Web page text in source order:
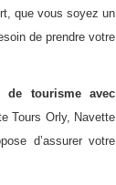
que vous soyez un
de prendre votre
de tourisme avec
Tours Orly, Navette
d’assurer votre